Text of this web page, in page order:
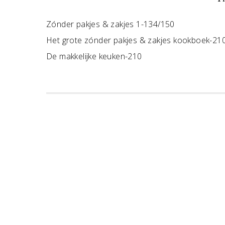
Zónder pakjes & zakjes 1-134/150
Het grote zónder pakjes & zakjes kookboek-
De makkelijke keuken-210